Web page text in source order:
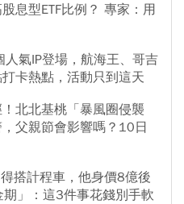
息型ETF比例？ 專家：用
氣IP登場，航海王、哥吉
卡熱點，活動只到這天
北北基桃「暴風圈侵襲
父親節會影響嗎？10日
搭計程車，他身價8億後
」：這3件事花錢別手軟